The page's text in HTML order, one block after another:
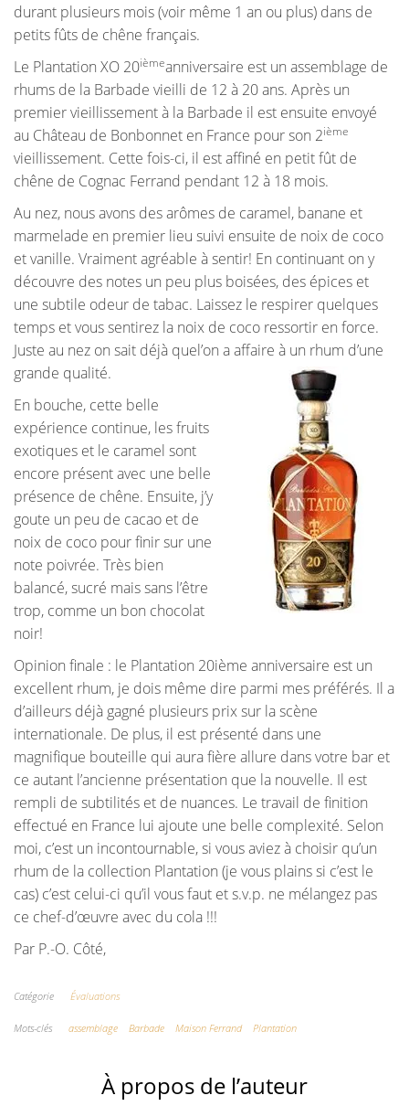
durant plusieurs mois (voir même 1 an ou plus) dans de
petits fûts de chêne français.
Le Plantation XO 20ièmeanniversaire est un assemblage de
rhums de la Barbade vieilli de 12 à 20 ans. Après un
premier vieillissement à la Barbade il est ensuite envoyé
au Château de Bonbonnet en France pour son 2ième
vieillissement. Cette fois-ci, il est affiné en petit fût de
chêne de Cognac Ferrand pendant 12 à 18 mois.
Au nez, nous avons des arômes de caramel, banane et
marmelade en premier lieu suivi ensuite de noix de coco
et vanille. Vraiment agréable à sentir! En continuant on y
découvre des notes un peu plus boisées, des épices et
une subtile odeur de tabac. Laissez le respirer quelques
temps et vous sentirez la noix de coco ressortir en force.
Juste au nez on sait déjà quel’on a affaire à un rhum d’une
grande qualité.
En bouche, cette belle
expérience continue, les fruits
exotiques et le caramel sont
encore présent avec une belle
présence de chêne. Ensuite, j’y
goute un peu de cacao et de
noix de coco pour finir sur une
note poivrée. Très bien
balancé, sucré mais sans l’être
trop, comme un bon chocolat
noir!
Opinion finale : le Plantation 20ième anniversaire est un
excellent rhum, je dois même dire parmi mes préférés. Il a
d’ailleurs déjà gagné plusieurs prix sur la scène
internationale. De plus, il est présenté dans une
magnifique bouteille qui aura fière allure dans votre bar et
ce autant l’ancienne présentation que la nouvelle. Il est
rempli de subtilités et de nuances. Le travail de finition
effectué en France lui ajoute une belle complexité. Selon
moi, c’est un incontournable, si vous aviez à choisir qu’un
rhum de la collection Plantation (je vous plains si c’est le
cas) c’est celui-ci qu’il vous faut et s.v.p. ne mélangez pas
ce chef-d’œuvre avec du cola !!!
Par P.-O. Côté,
Catégorie Évaluations
Mots-clés assemblage Barbade Maison Ferrand Plantation
À propos de l’auteur